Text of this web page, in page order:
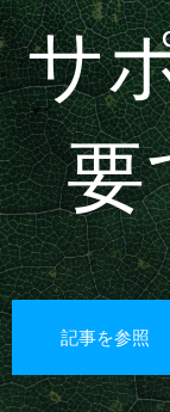
サ
要
記事を参照